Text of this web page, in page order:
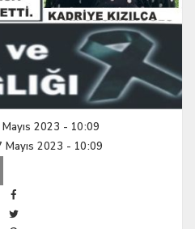
Mayıs 2023 - 10:09
Mayıs 2023 - 10:09